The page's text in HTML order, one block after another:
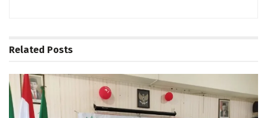
Related Posts